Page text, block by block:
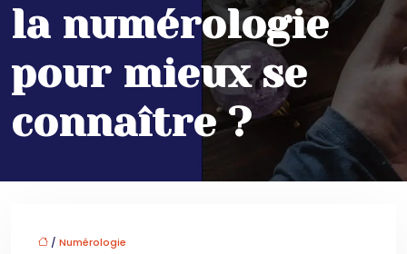
la numérologie
pour mieux se
connaître ?
/ Numérologie